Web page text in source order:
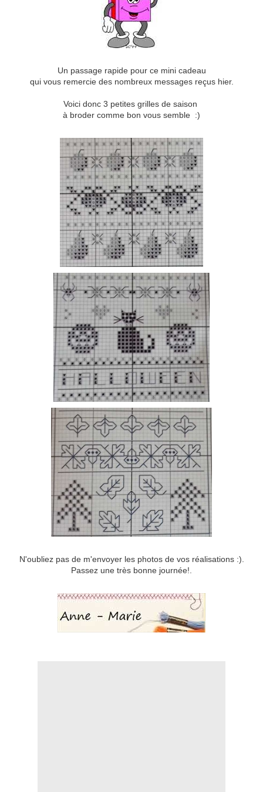
Un passage rapide pour ce mini cadeau
qui vous remercie des nombreux messages reçus hier.
Voici donc 3 petites grilles de saison
à broder comme bon vous semble :)
N'oubliez pas de m'envoyer les photos de vos réalisations :).
Passez une très bonne journée!.